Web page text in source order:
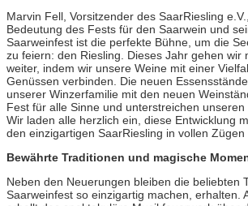
Marvin Fell, Vorsitzender des SaarRiesling
Bedeutung des Fests für den Saarwein und
Saarweinfest ist die perfekte Bühne, um die
zu feiern: den Riesling. Dieses Jahr gehen wir
weiter, indem wir unsere Weine mit einer
Genüssen verbinden. Die neuen
unserer Winzerfamilie mit den neuen
Fest für alle Sinne und unterstreichen unseren
Wir laden alle herzlich ein, diese Entwicklung
den einzigartigen SaarRiesling in vollen Zügen
Bewährte Traditionen und magische
Neben den Neuerungen bleiben die beliebten
Saarweinfest so einzigartig machen, erhalten.